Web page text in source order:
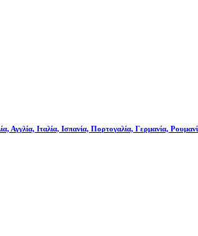
Αγγλία, Ιταλία, Ισπανία, Πορτογαλία, Γερμανία,